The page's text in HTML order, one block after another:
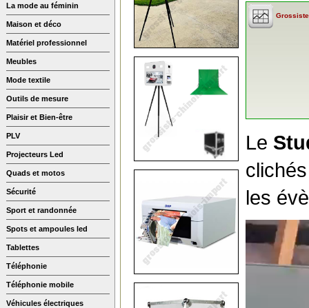
La mode au féminin
Maison et déco
Matériel professionnel
Meubles
Mode textile
Outils de mesure
Plaisir et Bien-être
PLV
Projecteurs Led
Quads et motos
Sécurité
Sport et randonnée
Spots et ampoules led
Tablettes
Téléphonie
Téléphonie mobile
Véhicules électriques
Le
les